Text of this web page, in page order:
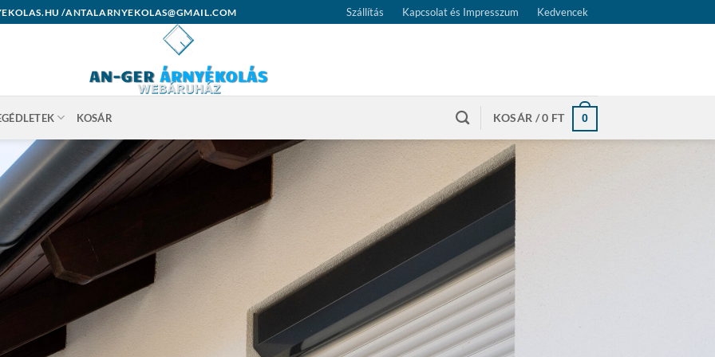
/ANTALARNYEKOLAS@GMAIL.COM Szállítás Kapcsolat és Impresszum Kedvencek
KOSÁR /0 FT 0
KOSÁR